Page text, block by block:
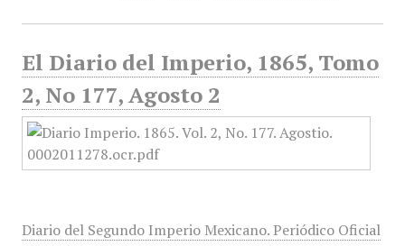
El Diario del Imperio, 1865, Tomo
2, No 177, Agosto 2
Diario del Segundo Imperio Mexicano. Periódico Oficial